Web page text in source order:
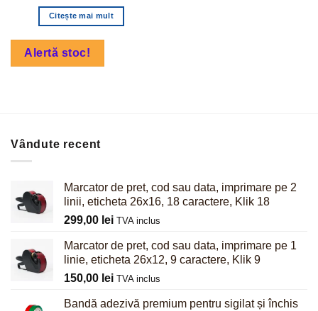
fost:
781,00 lei.
Citește mai mult
Alertă stoc!
Vândute recent
Marcator de pret, cod sau data, imprimare pe 2
linii, eticheta 26x16, 18 caractere, Klik 18
299,00 lei TVA inclus
Marcator de pret, cod sau data, imprimare pe 1
linie, eticheta 26x12, 9 caractere, Klik 9
150,00 lei TVA inclus
Bandă adezivă premium pentru sigilat și închis